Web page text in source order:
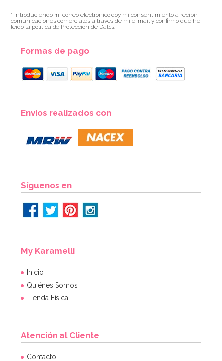
* Introduciendo mi correo electrónico doy mi consentimiento a recibir
comunicaciones comerciales a través de mi e-mail y confirmo que he
leído la política de Protección de Datos.
Formas de pago
Envíos realizados con
Síguenos en
My Karamelli
Inicio
Quiénes Somos
Tienda Física
Atención al Cliente
Contacto